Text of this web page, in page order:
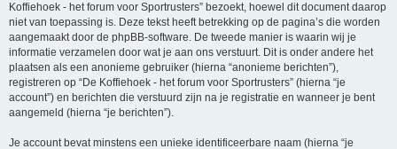
Koffiehoek - het forum voor Sportrusters” bezoekt, hoewel dit document daarop
niet van toepassing is. Deze tekst heeft betrekking op de pagina’s die worden
aangemaakt door de phpBB-software. De tweede manier is waarin wij je
informatie verzamelen door wat je aan ons verstuurt. Dit is onder andere het
plaatsen als een anonieme gebruiker (hierna “anonieme berichten”),
registreren op “De Koffiehoek - het forum voor Sportrusters” (hierna “je
account”) en berichten die verstuurd zijn na je registratie en wanneer je bent
aangemeld (hierna “je berichten”).
Je account bevat minstens een unieke identificeerbare naam (hierna “je